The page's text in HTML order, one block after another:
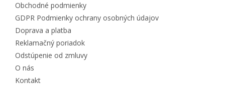
Obchodné podmienky
GDPR Podmienky ochrany osobných údajov
Doprava a platba
Reklamačný poriadok
Odstúpenie od zmluvy
O nás
Kontakt